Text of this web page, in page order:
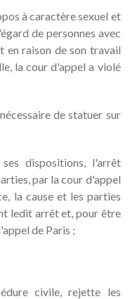
à caractère sexuel et
de personnes avec
en raison de son travail
la cour d'appel a violé
de statuer sur
dispositions, l'arrêt
par la cour d'appel
la cause et les parties
ledit arrêt et, pour être
de Paris ;
civile, rejette les